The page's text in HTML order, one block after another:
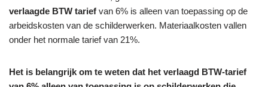
verlaagde BTW tarief van 6% is alleen van toepassing op de
arbeidskosten van de schilderwerken. Materiaalkosten vallen
onder het normale tarief van 21%.
Het is belangrijk om te weten dat het verlaagd BTW-tarief